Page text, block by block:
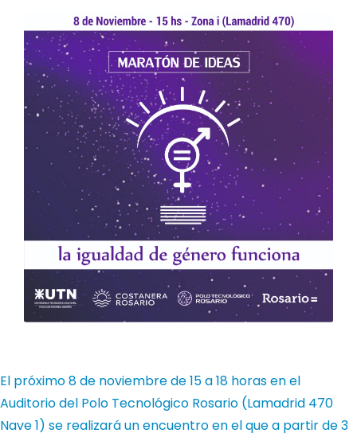
El próximo 8 de noviembre de 15 a 18 horas en el
Auditorio del Polo Tecnológico Rosario (Lamadrid 470
Nave 1) se realizará un encuentro en el que a partir de 3